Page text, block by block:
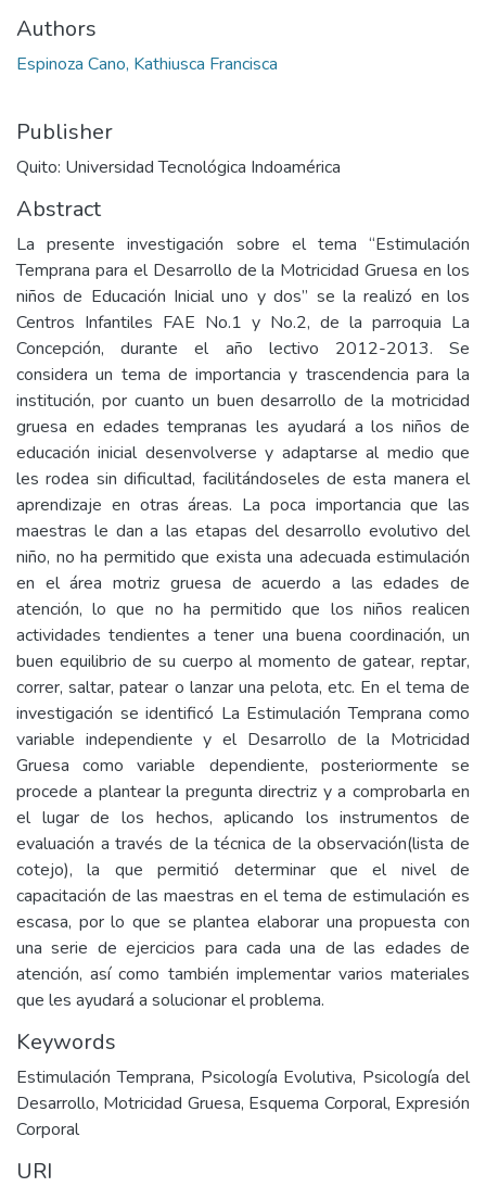
Authors
Espinoza Cano, Kathiusca Francisca
Publisher
Quito: Universidad Tecnológica Indoamérica
Abstract
La presente investigación sobre el tema “Estimulación
Temprana para el Desarrollo de la Motricidad Gruesa en los
niños de Educación Inicial uno y dos” se la realizó en los
Centros Infantiles FAE No.1 y No.2, de la parroquia La
Concepción, durante el año lectivo 2012-2013. Se
considera un tema de importancia y trascendencia para la
institución, por cuanto un buen desarrollo de la motricidad
gruesa en edades tempranas les ayudará a los niños de
educación inicial desenvolverse y adaptarse al medio que
les rodea sin dificultad, facilitándoseles de esta manera el
aprendizaje en otras áreas. La poca importancia que las
maestras le dan a las etapas del desarrollo evolutivo del
niño, no ha permitido que exista una adecuada estimulación
en el área motriz gruesa de acuerdo a las edades de
atención, lo que no ha permitido que los niños realicen
actividades tendientes a tener una buena coordinación, un
buen equilibrio de su cuerpo al momento de gatear, reptar,
correr, saltar, patear o lanzar una pelota, etc. En el tema de
investigación se identificó La Estimulación Temprana como
variable independiente y el Desarrollo de la Motricidad
Gruesa como variable dependiente, posteriormente se
procede a plantear la pregunta directriz y a comprobarla en
el lugar de los hechos, aplicando los instrumentos de
evaluación a través de la técnica de la observación(lista de
cotejo), la que permitió determinar que el nivel de
capacitación de las maestras en el tema de estimulación es
escasa, por lo que se plantea elaborar una propuesta con
una serie de ejercicios para cada una de las edades de
atención, así como también implementar varios materiales
que les ayudará a solucionar el problema.
Keywords
Estimulación Temprana, Psicología Evolutiva, Psicología del
Desarrollo, Motricidad Gruesa, Esquema Corporal, Expresión
Corporal
URI